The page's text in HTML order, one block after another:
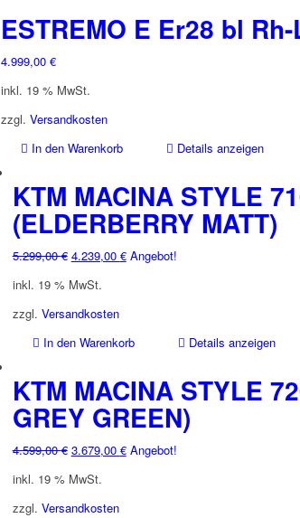
ESTREMO E Er28 bl
4.999,00 €
inkl. 19 % MwSt.
zzgl. Versandkosten
In den Warenkorb
Details anzeigen
KTM MACINA STYLE
(ELDERBERRY MATT)
5.299,00€ Ursprünglicher
war:
5.299,00 €
4.239,00 €Aktueller
Angebot!
inkl. 19 % MwSt.
zzgl. Versandkosten
In den Warenkorb
Details anzeigen
KTM MACINA STYLE
GREY GREEN)
4.599,00€ Ursprünglicher
war:
4.599,00 €
3.679,00 €Aktueller
Angebot!
inkl. 19 % MwSt.
zzgl. Versandkosten